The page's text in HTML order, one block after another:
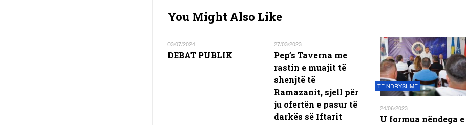
You Might Also Like
03/07/2024
DEBAT PUBLIK
27/03/2023
Pep’s Taverna me
rastin e muajit të
shenjtë të
Ramazanit, sjell për
ju ofertën e pasur të
darkës së Iftarit
TE NDRYSHME
24/06/2023
U formua nëndega e